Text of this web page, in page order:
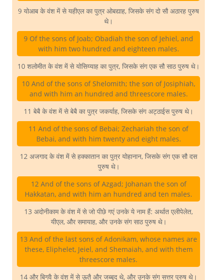
9 योआब के वंश में से यहीएल का पुत्र ओबद्याह, जिसके संग दो सौ अठारह पुरुष
थे।
9 Of the sons of Joab; Obadiah the son of Jehiel, and
with him two hundred and eighteen males.
10 शलोमीत के वंश में से योसिय्याह का पुत्र, जिसके संग एक सौ साठ पुरुष थे।
10 And of the sons of Shelomith; the son of Josiphiah,
and with him an hundred and threescore males.
11 बेबै के वंश में से बेबै का पुत्र जकर्याह, जिसके संग अट्ठाईस पुरुष थे।
11 And of the sons of Bebai; Zechariah the son of
Bebai, and with him twenty and eight males.
12 अजगाद के वंश में से हक्कातान का पुत्र योहानान, जिसके संग एक सौ दस
पुरुष थे।
12 And of the sons of Azgad; Johanan the son of
Hakkatan, and with him an hundred and ten males.
13 अदोनीकाम के वंश में से जो पीछे गएं उनके ये नाम हैं: अर्थात एलीपेलेत,
यीएल, और समायाह, और उनके संग साठ पुरुष थे।
13 And of the last sons of Adonikam, whose names are
these, Eliphelet, Jeiel, and Shemaiah, and with them
threescore males.
14 और बिगवै के वंश में से ऊतै और जब्बूद थे, और उनके संग सत्तर पुरुष थे।